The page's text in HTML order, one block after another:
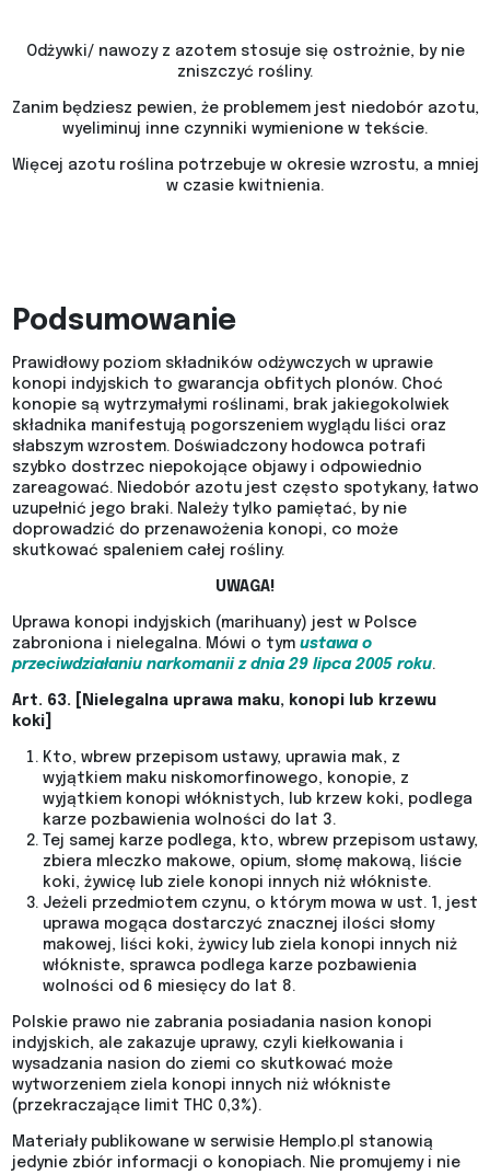
Odżywki/ nawozy z azotem stosuje się ostrożnie, by nie
zniszczyć rośliny.
Zanim będziesz pewien, że problemem jest niedobór azotu,
wyeliminuj inne czynniki wymienione w tekście.
Więcej azotu roślina potrzebuje w okresie wzrostu, a mniej
w czasie kwitnienia.
Podsumowanie
Prawidłowy poziom składników odżywczych w uprawie
konopi indyjskich to gwarancja obfitych plonów. Choć
konopie są wytrzymałymi roślinami, brak jakiegokolwiek
składnika manifestują pogorszeniem wyglądu liści oraz
słabszym wzrostem. Doświadczony hodowca potrafi
szybko dostrzec niepokojące objawy i odpowiednio
zareagować. Niedobór azotu jest często spotykany, łatwo
uzupełnić jego braki. Należy tylko pamiętać, by nie
doprowadzić do przenawożenia konopi, co może
skutkować spaleniem całej rośliny.
UWAGA!
Uprawa konopi indyjskich (marihuany) jest w Polsce
zabroniona i nielegalna. Mówi o tym ustawa o
przeciwdziałaniu narkomanii z dnia 29 lipca 2005 roku.
Art. 63. [Nielegalna uprawa maku, konopi lub krzewu
koki]
Kto, wbrew przepisom ustawy, uprawia mak, z
wyjątkiem maku niskomorfinowego, konopie, z
wyjątkiem konopi włóknistych, lub krzew koki, podlega
karze pozbawienia wolności do lat 3.
Tej samej karze podlega, kto, wbrew przepisom ustawy,
zbiera mleczko makowe, opium, słomę makową, liście
koki, żywicę lub ziele konopi innych niż włókniste.
Jeżeli przedmiotem czynu, o którym mowa w ust. 1, jest
uprawa mogąca dostarczyć znacznej ilości słomy
makowej, liści koki, żywicy lub ziela konopi innych niż
włókniste, sprawca podlega karze pozbawienia
wolności od 6 miesięcy do lat 8.
Polskie prawo nie zabrania posiadania nasion konopi
indyjskich, ale zakazuje uprawy, czyli kiełkowania i
wysadzania nasion do ziemi co skutkować może
wytworzeniem ziela konopi innych niż włókniste
(przekraczające limit THC 0,3%).
Materiały publikowane w serwisie Hemplo.pl stanowią
jedynie zbiór informacji o konopiach. Nie promujemy i nie